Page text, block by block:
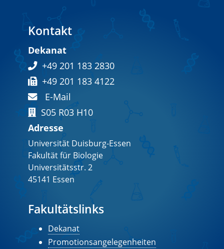
Kontakt
Dekanat
+49 201 183 2830
+49 201 183 4122
E-Mail
S05 R03 H10
Adresse
Universität Duisburg-Essen
Fakultät für Biologie
Universitätsstr. 2
45141 Essen
Fakultätslinks
Dekanat
Promotionsangelegenheiten